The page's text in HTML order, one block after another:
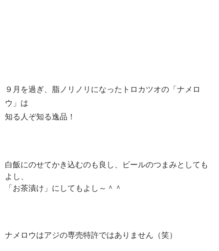
９月を過ぎ、脂ノリノリになったトロカツオの「ナメロ
ウ」は
知る人ぞ知る逸品！
白飯にのせてかき込むのも良し、ビールのつまみとしても
よし、
「お茶漬け」にしてもよし～＾＾
ナメロウはアジの専売特許ではありません（笑）